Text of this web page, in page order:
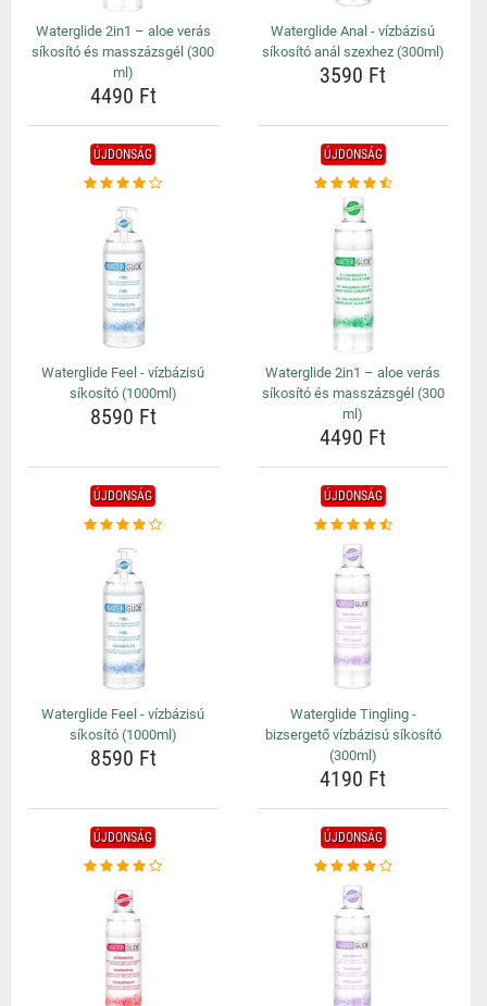
Waterglide 2in1 – aloe verás
síkosító és masszázsgél (300
ml)
4490 Ft
Waterglide Anal - vízbázisú
síkosító anál szexhez (300ml)
3590 Ft
ÚJDONSÁG
Waterglide Feel - vízbázisú
síkosító (1000ml)
8590 Ft
ÚJDONSÁG
Waterglide 2in1 – aloe verás
síkosító és masszázsgél (300
ml)
4490 Ft
ÚJDONSÁG
Waterglide Feel - vízbázisú
síkosító (1000ml)
8590 Ft
ÚJDONSÁG
Waterglide Tingling -
bizsergető vízbázisú síkosító
(300ml)
4190 Ft
ÚJDONSÁG ÚJDONSÁG